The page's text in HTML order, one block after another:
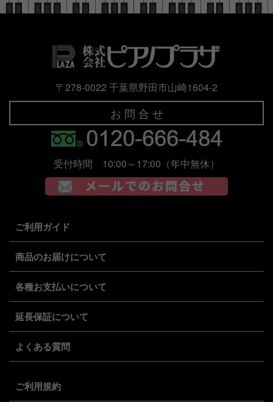
〒278-0022 千葉県野田市山崎1604-2
お 問 合 せ
受付時間 10:00～17:00（年中無休）
ご利用ガイド
商品のお届けについて
各種お支払いについて
延長保証について
よくある質問
ご利用規約